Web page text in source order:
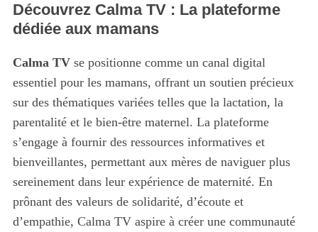
Découvrez Calma TV : La plateforme
dédiée aux mamans
Calma TVse positionne comme un canal digital
essentiel pour les mamans, offrant un soutien précieux
sur des thématiques variées telles que la lactation, la
parentalité et le bien-être maternel. La plateforme
s’engage à fournir des ressources informatives et
bienveillantes, permettant aux mères de naviguer plus
sereinement dans leur expérience de maternité. En
prônant des valeurs de solidarité, d’écoute et
d’empathie, Calma TV aspire à créer une communauté